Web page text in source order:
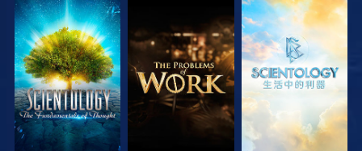
探索系列節目 探索系列節目 探索系列節目